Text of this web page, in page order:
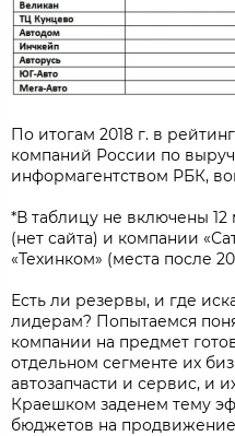
По итогам 2018 г. в
компаний России по
информагентством РБК,
*В таблицу не включены 12
(нет сайта) и компании
«Техинком» (места после
Есть ли резервы, и где
лидерам? Попытаемся
компании на предмет
отдельном сегменте их
автозапчасти и сервис, и
Краешком заденем тему
бюджетов на продвижение